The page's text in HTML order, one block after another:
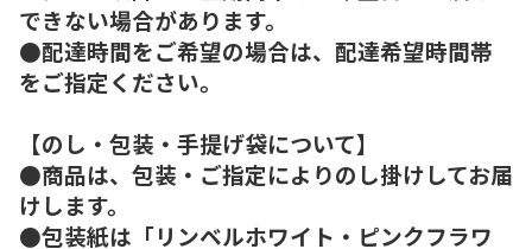
できない場合があります。
●配達時間をご希望の場合は、配達希望時間帯
をご指定ください。
【のし・包装・手提げ袋について】
●商品は、包装・ご指定によりのし掛けしてお届
けします。
●包装紙は「リンベルホワイト・ピンクフラワ